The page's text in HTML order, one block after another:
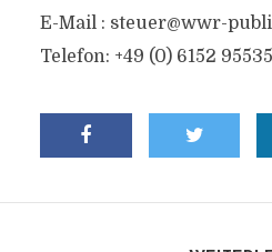
E-Mail : steuer@wwr-
Telefon: +49 (0) 6152